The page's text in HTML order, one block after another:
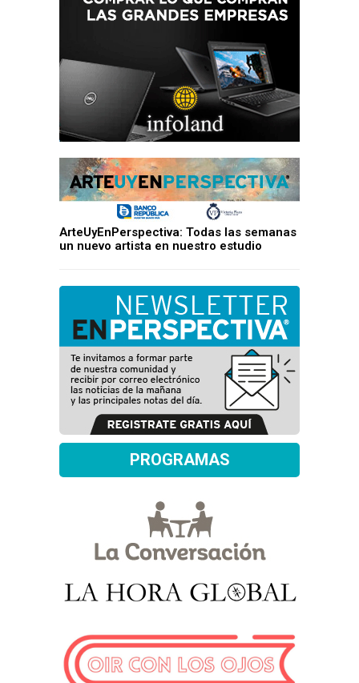
ArteUyEnPerspectiva: Todas las semanas
un nuevo artista en nuestro estudio
PROGRAMAS